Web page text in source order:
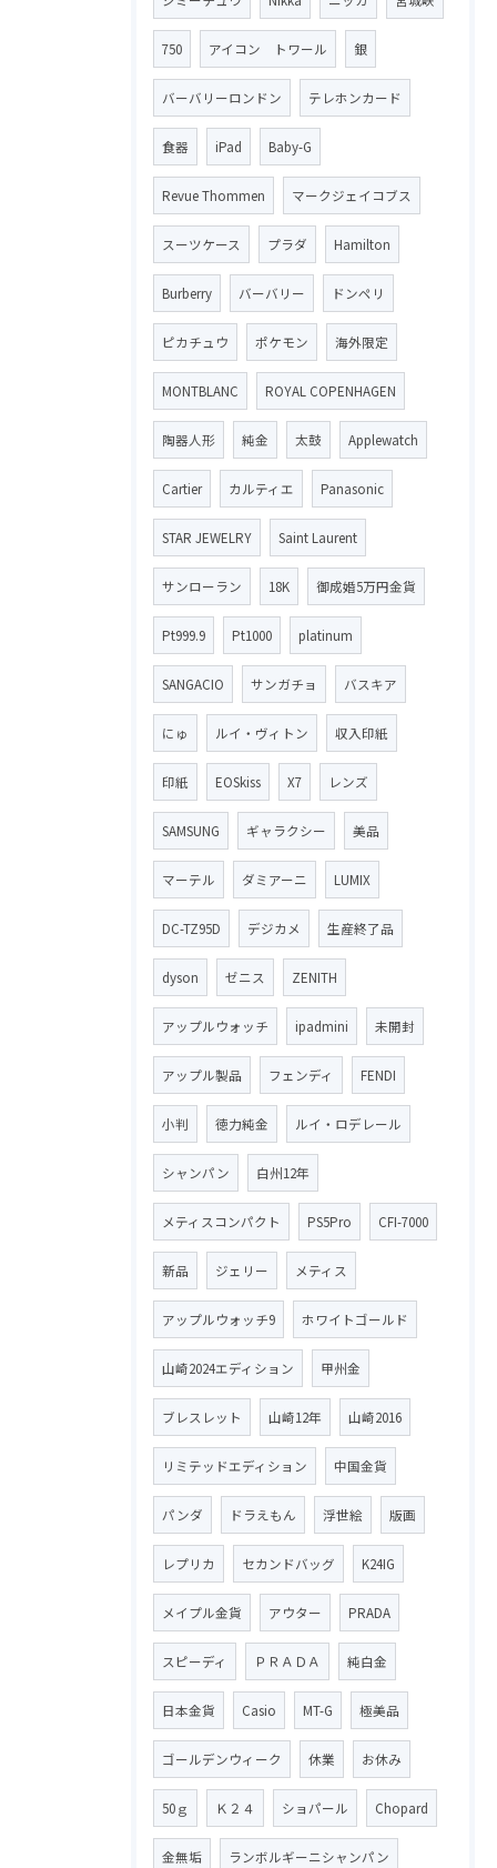
750 アイコン トワール 銀
バーバリーロンドン テレホンカード
食器 iPad Baby-G
Revue Thommen マークジェイコブス
スーツケース プラダ Hamilton
Burberry バーバリー ドンペリ
ピカチュウ ポケモン 海外限定
MONTBLANC ROYAL COPENHAGEN
陶器人形 純金 太鼓 Applewatch
Cartier カルティエ Panasonic
STAR JEWELRY Saint Laurent
サンローラン 18K 御成婚5万円金貨
Pt999.9 Pt1000 platinum
SANGACIO サンガチョ バスキア
にゅ ルイ・ヴィトン 収入印紙
印紙 EOSkiss X7 レンズ
SAMSUNG ギャラクシー 美品
マーテル ダミアーニ LUMIX
DC-TZ95D デジカメ 生産終了品
dyson ゼニス ZENITH
アップルウォッチ ipadmini 未開封
アップル製品 フェンディ FENDI
小判 徳力純金 ルイ・ロデレール
シャンパン 白州12年
メティスコンパクト PS5Pro CFI-7000
新品 ジェリー メティス
アップルウォッチ9 ホワイトゴールド
山崎2024エディション 甲州金
ブレスレット 山崎12年 山崎2016
リミテッドエディション 中国金貨
パンダ ドラえもん 浮世絵 版画
レプリカ セカンドバッグ K24IG
メイプル金貨 アウター PRADA
スピーディ ＰＲＡＤＡ 純白金
日本金貨 Casio MT-G 極美品
ゴールデンウィーク 休業 お休み
50ｇ Ｋ２４ ショパール Chopard
金無垢 ランボルギーニシャンパン